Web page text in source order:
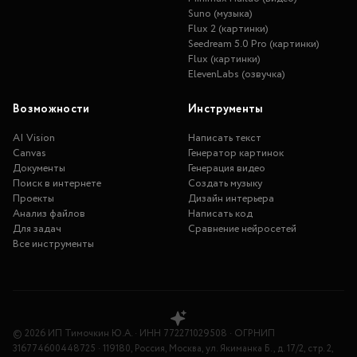
Suno (музыка)
Flux 2 (картинки)
Seedream 5.0 Pro (картинки)
Flux (картинки)
ElevenLabs (озвучка)
Возможности
AI Vision
Canvas
Документы
Поиск в интернете
Проекты
Анализ файлов
Для задач
Все инструменты
Инструменты
Написать текст
Генератор картинок
Генерация видео
Создать музыку
Дизайн интерьера
Написать код
Сравнение нейросетей
© 2026 ИП Тимочкин Ю.А. · ИНН 772271029508 · ОГРНИП
316774600448725 · 119180, Россия, Москва, ул. Якиманка Б., д. 17/2, стр. 2,